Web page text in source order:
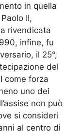
in quella
II,
rivendicata
infine, fu
il 25°,
del
come forza
uno dei
non può
si consideri
al centro di